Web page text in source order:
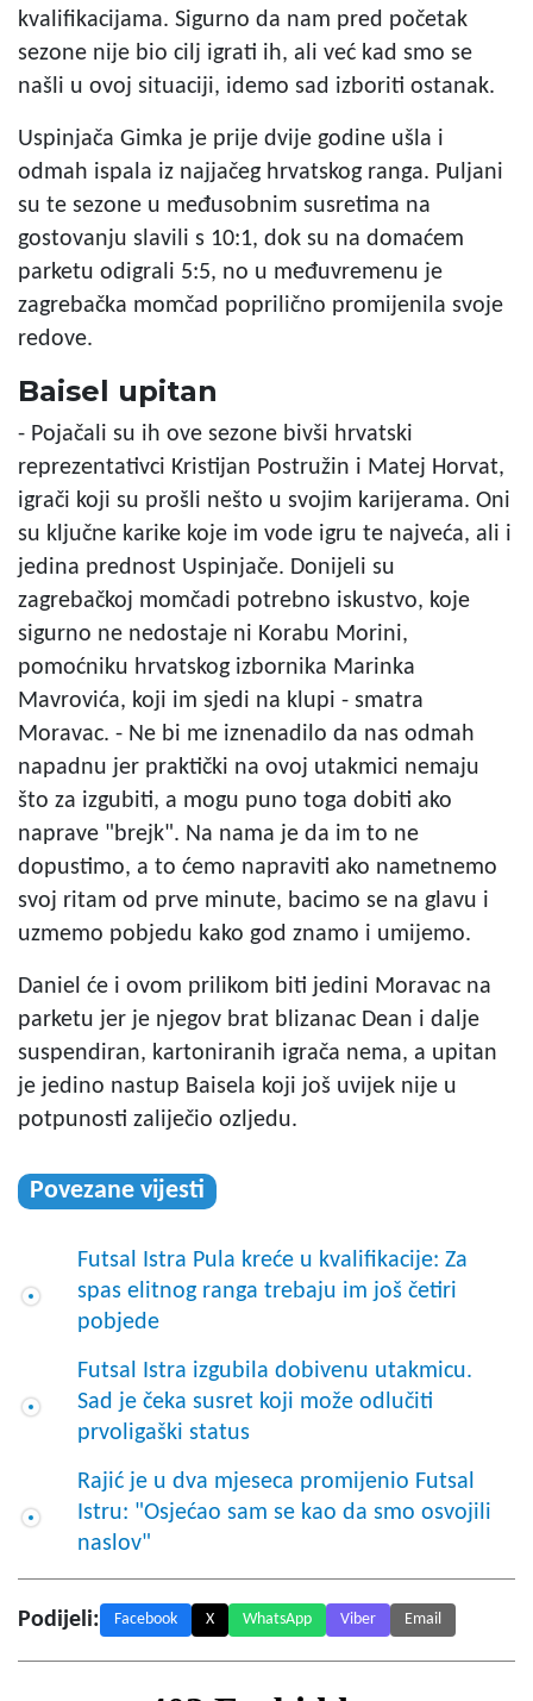
kvalifikacijama. Sigurno da nam pred početak
sezone nije bio cilj igrati ih, ali već kad smo se
našli u ovoj situaciji, idemo sad izboriti ostanak.
Uspinjača Gimka je prije dvije godine ušla i
odmah ispala iz najjačeg hrvatskog ranga. Puljani
su te sezone u međusobnim susretima na
gostovanju slavili s 10:1, dok su na domaćem
parketu odigrali 5:5, no u međuvremenu je
zagrebačka momčad poprilično promijenila svoje
redove.
Baisel upitan
- Pojačali su ih ove sezone bivši hrvatski
reprezentativci Kristijan Postružin i Matej Horvat,
igrači koji su prošli nešto u svojim karijerama. Oni
su ključne karike koje im vode igru te najveća, ali i
jedina prednost Uspinjače. Donijeli su
zagrebačkoj momčadi potrebno iskustvo, koje
sigurno ne nedostaje ni Korabu Morini,
pomoćniku hrvatskog izbornika Marinka
Mavrovića, koji im sjedi na klupi - smatra
Moravac. - Ne bi me iznenadilo da nas odmah
napadnu jer praktički na ovoj utakmici nemaju
što za izgubiti, a mogu puno toga dobiti ako
naprave "brejk". Na nama je da im to ne
dopustimo, a to ćemo napraviti ako nametnemo
svoj ritam od prve minute, bacimo se na glavu i
uzmemo pobjedu kako god znamo i umijemo.
Daniel će i ovom prilikom biti jedini Moravac na
parketu jer je njegov brat blizanac Dean i dalje
suspendiran, kartoniranih igrača nema, a upitan
je jedino nastup Baisela koji još uvijek nije u
potpunosti zaliječio ozljedu.
Povezane vijesti
Futsal Istra Pula kreće u kvalifikacije: Za
spas elitnog ranga trebaju im još četiri
pobjede
Futsal Istra izgubila dobivenu utakmicu.
Sad je čeka susret koji može odlučiti
prvoligaški status
Rajić je u dva mjeseca promijenio Futsal
Istru: "Osjećao sam se kao da smo osvojili
naslov"
Podijeli: Facebook X WhatsApp Viber Email